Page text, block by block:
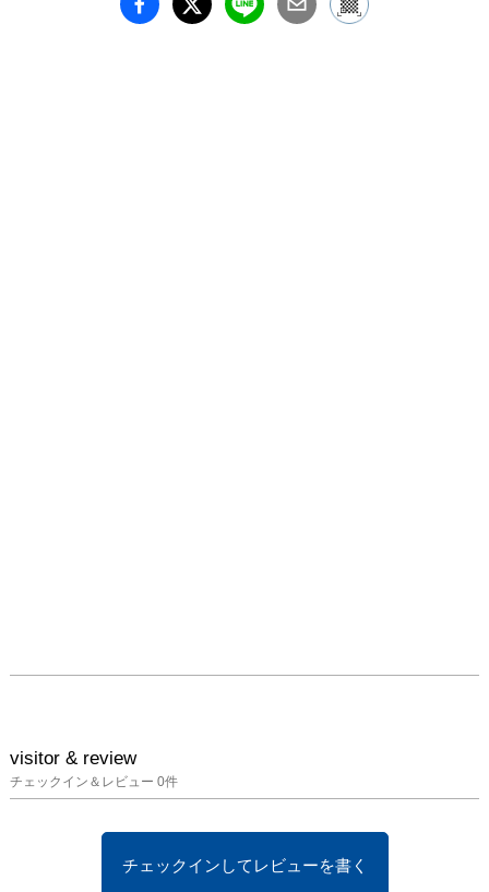
崩れゆくものの中に息づ
visitor & review
チェックイン＆レビュー 0件
チェックインしてレビューを書く